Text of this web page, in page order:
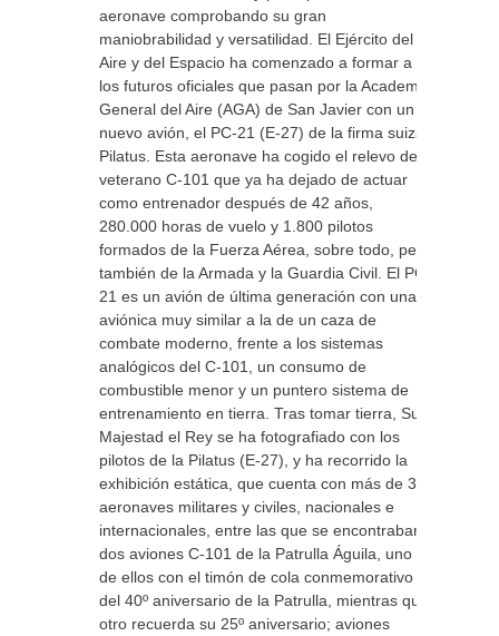
aeronave comprobando su gran
maniobrabilidad y versatilidad. El Ejército del
Aire y del Espacio ha comenzado a formar a
los futuros oficiales que pasan por la Academia
General del Aire (AGA) de San Javier con un
nuevo avión, el PC-21 (E-27) de la firma suiza
Pilatus. Esta aeronave ha cogido el relevo del
veterano C-101 que ya ha dejado de actuar
como entrenador después de 42 años,
280.000 horas de vuelo y 1.800 pilotos
formados de la Fuerza Aérea, sobre todo, pero
también de la Armada y la Guardia Civil. El PC-
21 es un avión de última generación con una
aviónica muy similar a la de un caza de
combate moderno, frente a los sistemas
analógicos del C-101, un consumo de
combustible menor y un puntero sistema de
entrenamiento en tierra. Tras tomar tierra, Su
Majestad el Rey se ha fotografiado con los
pilotos de la Pilatus (E-27), y ha recorrido la
exhibición estática, que cuenta con más de 30
aeronaves militares y civiles, nacionales e
internacionales, entre las que se encontraban
dos aviones C-101 de la Patrulla Águila, uno
de ellos con el timón de cola conmemorativo
del 40º aniversario de la Patrulla, mientras que
otro recuerda su 25º aniversario; aviones